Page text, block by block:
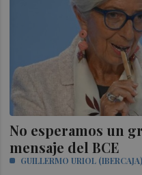
No esperamos un
mensaje del BCE
GUILLERMO URIOL (IBERCAJA)